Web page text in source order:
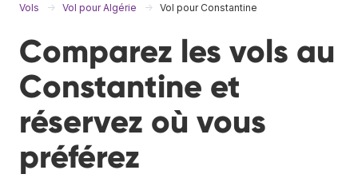
Vols Vol pour Algérie Vol pour Constantine
Comparez les vols au
Constantine et
réservez où vous
préférez